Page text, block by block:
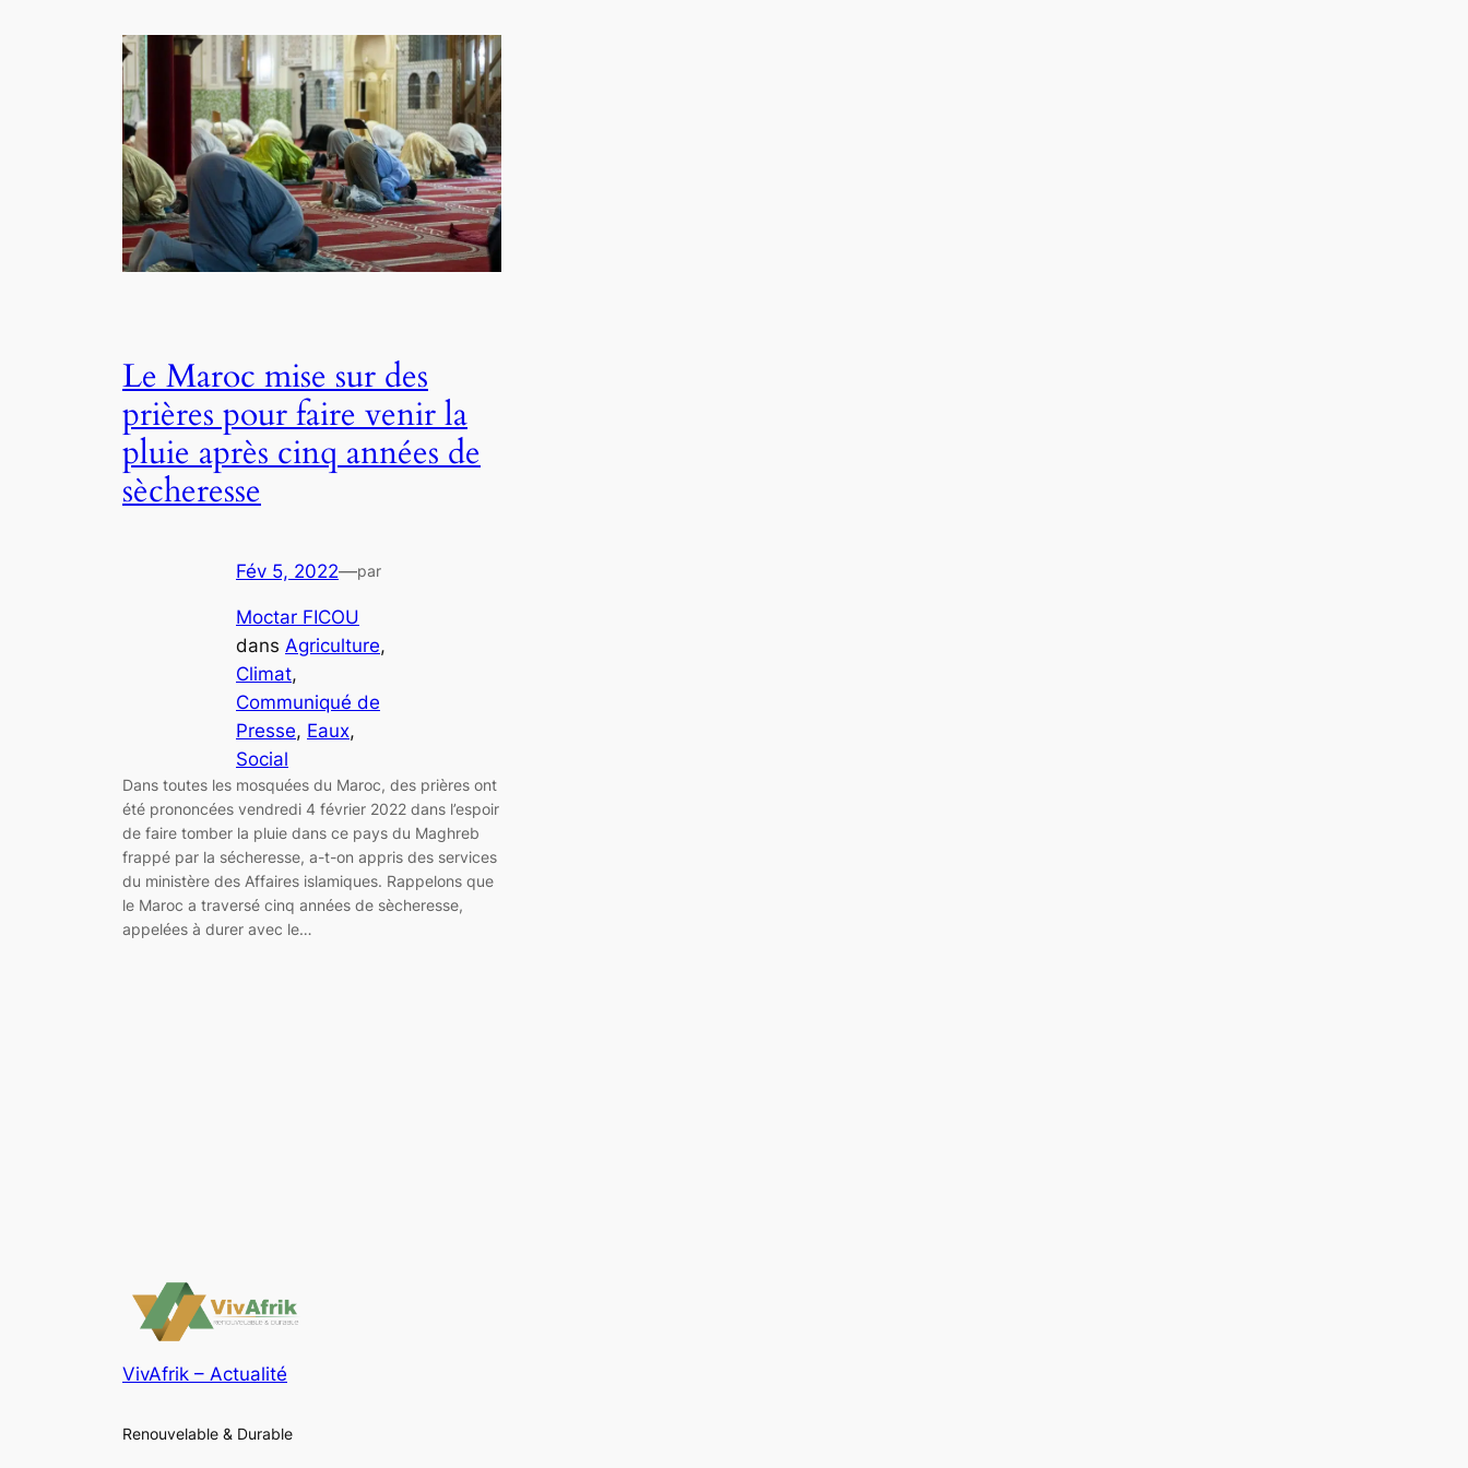
Le Maroc mise sur des
prières pour faire venir la
pluie après cinq années de
sècheresse
Fév 5, 2022—par
Moctar FICOU
dans Agriculture
Climat
Communiqué de
Presse, Eaux
Social
Dans toutes les mosquées du Maroc, des prières ont
été prononcées vendredi 4 février 2022 dans l’espoir
de faire tomber la pluie dans ce pays du Maghreb
frappé par la sécheresse, a-t-on appris des services
du ministère des Affaires islamiques. Rappelons que
le Maroc a traversé cinq années de sècheresse,
appelées à durer avec le…
VivAfrik – Actualité
Renouvelable & Durable